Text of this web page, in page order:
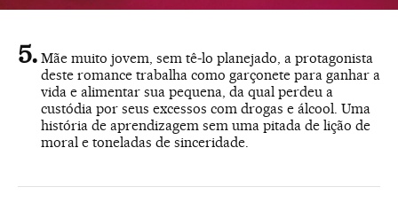
Mãe muito jovem, sem tê-lo planejado, a protagonista
deste romance trabalha como garçonete para ganhar a
vida e alimentar sua pequena, da qual perdeu a
custódia por seus excessos com drogas e álcool. Uma
história de aprendizagem sem uma pitada de lição de
moral e toneladas de sinceridade.